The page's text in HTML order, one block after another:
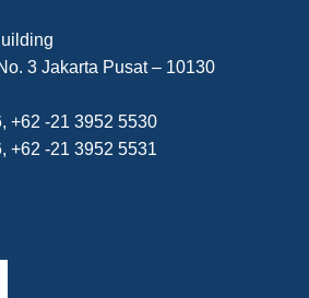
3 Jakarta Pusat – 10130
+62 -21 3952 5530
+62 -21 3952 5531